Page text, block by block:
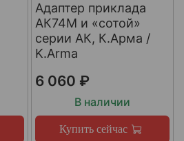
Адаптер приклада
АК74М и «сотой»
серии АК, К.Арма /
K.Arma
6 060 ₽
В наличии
Купить сейчас